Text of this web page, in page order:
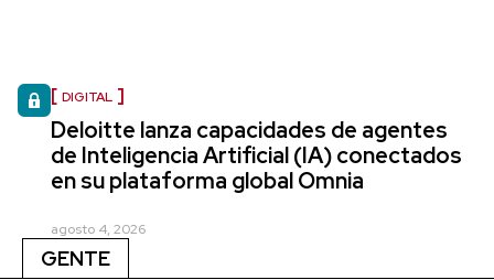
DIGITAL
Deloitte lanza capacidades de agentes
de Inteligencia Artificial (IA) conectados
en su plataforma global Omnia
agosto 4, 2026
GENTE